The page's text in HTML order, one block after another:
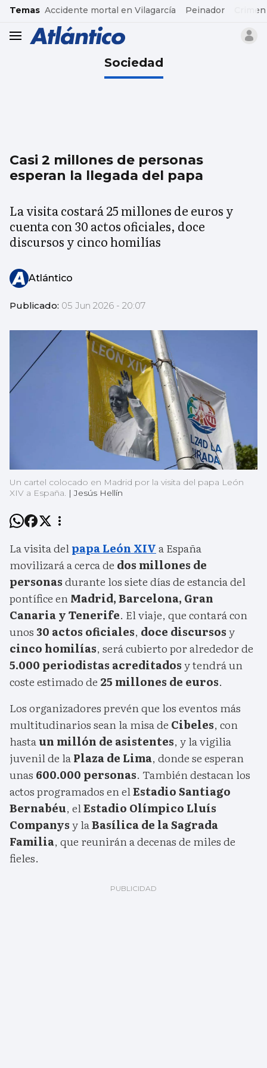
common.go-to-content
Temas Accidente mortal en Vilagarcía Peinador
header.menu.open
Sociedad
Casi 2 millones de personas
esperan la llegada del papa
La visita costará 25 millones de euros y
cuenta con 30 actos oficiales, doce
discursos y cinco homilías
Atlántico
Publicado: 05 Jun 2026 - 20:07
Un cartel colocado en Madrid por la visita del papa León
XIV a España. |Jesús Hellín
La visita delpapa León XIVa España
movilizará a cerca de dos millones de
personasdurante los siete días de estancia del
pontífice enMadrid, Barcelona, Gran
Canaria y Tenerife. El viaje, que contará con
unos30 actos oficiales, doce discursosy
cinco homilías, será cubierto por alrededor de
5.000 periodistas acreditadosy tendrá un
coste estimado de 25 millones de euros.
Los organizadores prevén que los eventos más
multitudinarios sean la misa de Cibeles, con
hastaun millón de asistentes, y la vigilia
juvenil de laPlaza de Lima, donde se esperan
unas 600.000 personas. También destacan los
actos programados en elEstadio Santiago
Bernabéu, elEstadio Olímpico Lluís
Companysy laBasílica de la Sagrada
Familia, que reunirán a decenas de miles de
fieles.